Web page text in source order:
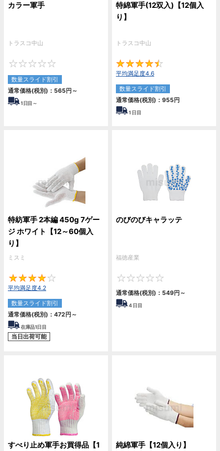
カラー軍手
トラスコ中山
数量スライド割引
通常価格(税別)： 565円 ～
1日目～
特綿軍手(12双入)【12個入
り】
トラスコ中山
平均満足度4.6
数量スライド割引
通常価格(税別)： 955円
1 日目
特紡軍手 2本編 450g 7ゲー
ジ ホワイト【12～60個入
り】
ミスミ
平均満足度4.2
数量スライド割引
通常価格(税別)： 472円 ～
在庫品1日目
当日出荷可能
のびのびキャラッテ
福徳産業
通常価格(税別)： 549円 ～
4日目
すべり止め軍手お買得品【1
純綿軍手【12個入り】